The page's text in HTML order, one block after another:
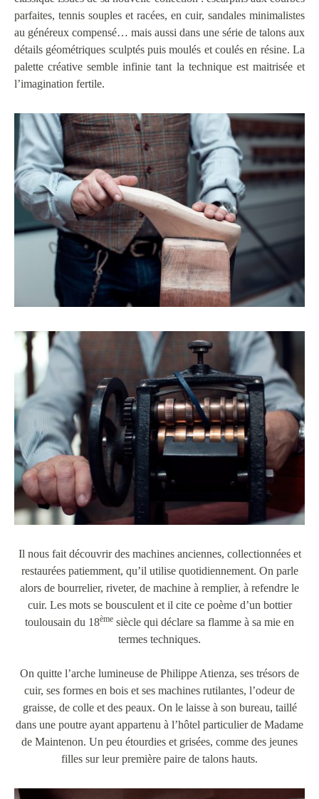
parfaites, tennis souples et racées, en cuir, sandales minimalistes
au généreux compensé… mais aussi dans une série de talons aux
détails géométriques sculptés puis moulés et coulés en résine. La
palette créative semble infinie tant la technique est maitrisée et
l’imagination fertile.
Il nous fait découvrir des machines anciennes, collectionnées et
restaurées patiemment, qu’il utilise quotidiennement. On parle
alors de bourrelier, riveter, de machine à remplier, à refendre le
cuir. Les mots se bousculent et il cite ce poème d’un bottier
toulousain du 18ème siècle qui déclare sa flamme à sa mie en
termes techniques.
On quitte l’arche lumineuse de Philippe Atienza, ses trésors de
cuir, ses formes en bois et ses machines rutilantes, l’odeur de
graisse, de colle et des peaux. On le laisse à son bureau, taillé
dans une poutre ayant appartenu à l’hôtel particulier de Madame
de Maintenon. Un peu étourdies et grisées, comme des jeunes
filles sur leur première paire de talons hauts.